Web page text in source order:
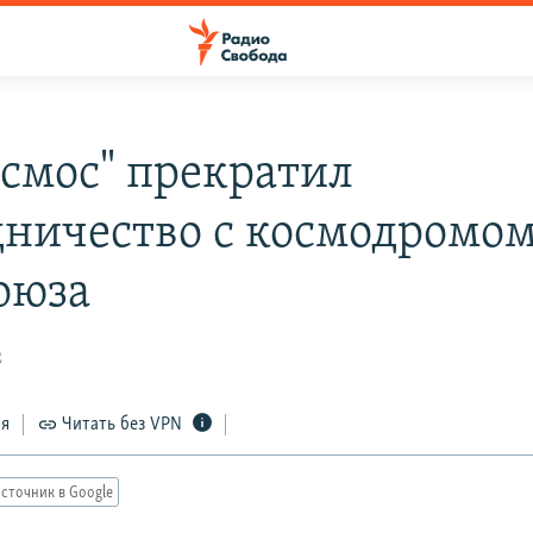
прекратил
с
Читать без VPN
в Google